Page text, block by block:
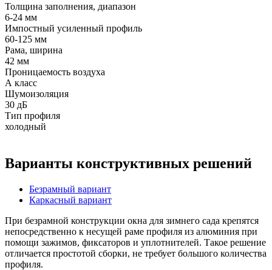
Толщина заполнения, диапазон
6-24 мм
Импостный усиленный профиль
60-125 мм
Рама, ширина
42 мм
Проницаемость воздуха
А класс
Шумоизоляция
30 дБ
Тип профиля
холодный
Варианты конструктивных решений
Безрамный вариант
Каркасный вариант
При безрамной конструкции окна для зимнего сада крепятся
непосредственно к несущей раме профиля из алюминия при
помощи зажимов, фиксаторов и уплотнителей. Такое решение
отличается простотой сборки, не требует большого количества
профиля.